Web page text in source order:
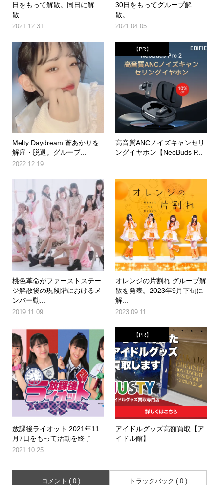
日をもって解散。同日に解
散...
2021.12.31
30日をもってグループ解
散。...
2021.04.05
Melty Daydream 蒼あかりを
解雇・脱退。グループ...
2022.12.19
【PR】
高音質ANCノイズキャンセリ
ングイヤホン【NeoBuds P...
桃色革命がファーストステー
ジ解散後の現段階におけるメ
ンバー動...
2019.11.09
オレンジの片割れ グループ解
散を発表。2023年9月下旬に
解...
2023.09.11
放課後ライオット 2021年11
月7日をもって活動を終了
2021.10.25
【PR】
アイドルグッズ高額買取【ア
イドル館】
コメント ( 0 ) トラックバック ( 0 )